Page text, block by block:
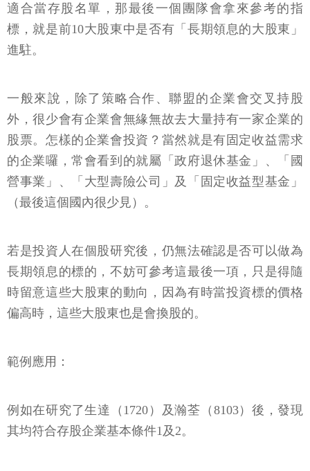
適合當存股名單，那最後一個團隊會拿來參考的指
標，就是前10大股東中是否有「長期領息的大股東」
進駐。
一般來說，除了策略合作、聯盟的企業會交叉持股
外，很少會有企業會無緣無故去大量持有一家企業的
股票。怎樣的企業會投資？當然就是有固定收益需求
的企業囉，常會看到的就屬「政府退休基金」、「國
營事業」、「大型壽險公司」及「固定收益型基金」
（最後這個國內很少見）。
若是投資人在個股研究後，仍無法確認是否可以做為
長期領息的標的，不妨可參考這最後一項，只是得隨
時留意這些大股東的動向，因為有時當投資標的價格
偏高時，這些大股東也是會換股的。
範例應用：
例如在研究了生達（1720）及瀚荃（8103）後，發現
其均符合存股企業基本條件1及2。